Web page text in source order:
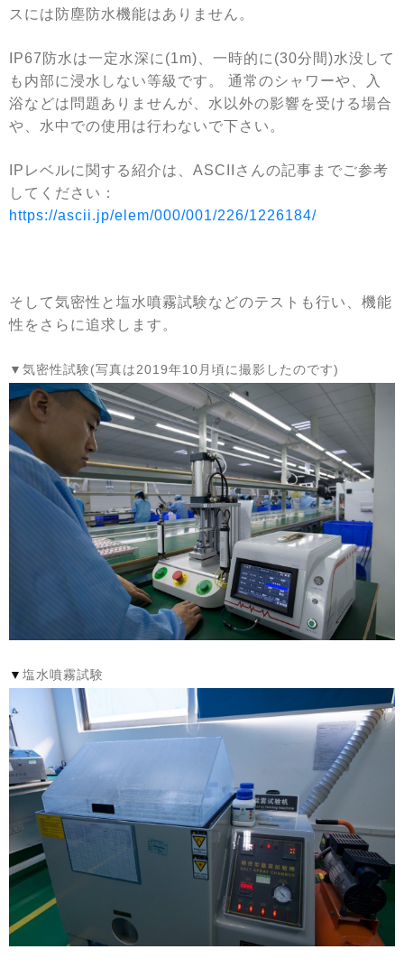
スには防塵防水機能はありません。
IP67防水は一定水深に(1m)、一時的に(30分間)水没して
も内部に浸水しない等級です。 通常のシャワーや、入
浴などは問題ありませんが、水以外の影響を受ける場合
や、水中での使用は行わないで下さい。
IPレベルに関する紹介は、ASCIIさんの記事までご参考
してください：
https://ascii.jp/elem/000/001/226/1226184/
そして気密性と塩水噴霧試験などのテストも行い、機能
性をさらに追求します。
▼気密性試験(写真は2019年10月頃に撮影したのです)
▼ 塩水噴霧試験